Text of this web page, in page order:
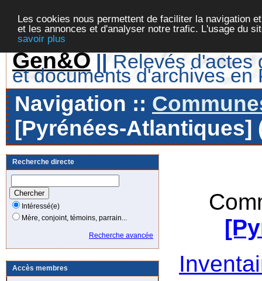
Les cookies nous permettent de faciliter la navigation
et les annonces et d'analyser notre trafic. L'usage du
savoir plus
Gen&O || Relevés d'actes
et documents d'archives en
Navigation ::
[Pyrénées-Atlantiques]
Recherche directe
Intéressé(e)
Mère, conjoint, témoins, parrain...
Recherche avancée
Accès membres